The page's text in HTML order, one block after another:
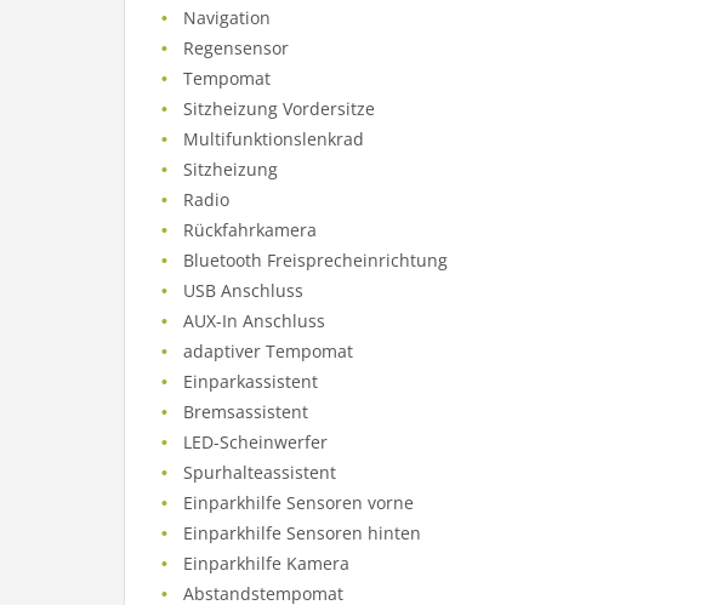
Navigation
Regensensor
Tempomat
Sitzheizung Vordersitze
Multifunktionslenkrad
Sitzheizung
Radio
Rückfahrkamera
Bluetooth Freisprecheinrichtung
USB Anschluss
AUX-In Anschluss
adaptiver Tempomat
Einparkassistent
Bremsassistent
LED-Scheinwerfer
Spurhalteassistent
Einparkhilfe Sensoren vorne
Einparkhilfe Sensoren hinten
Einparkhilfe Kamera
Abstandstempomat